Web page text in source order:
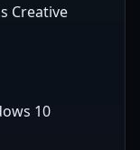
Creative
10